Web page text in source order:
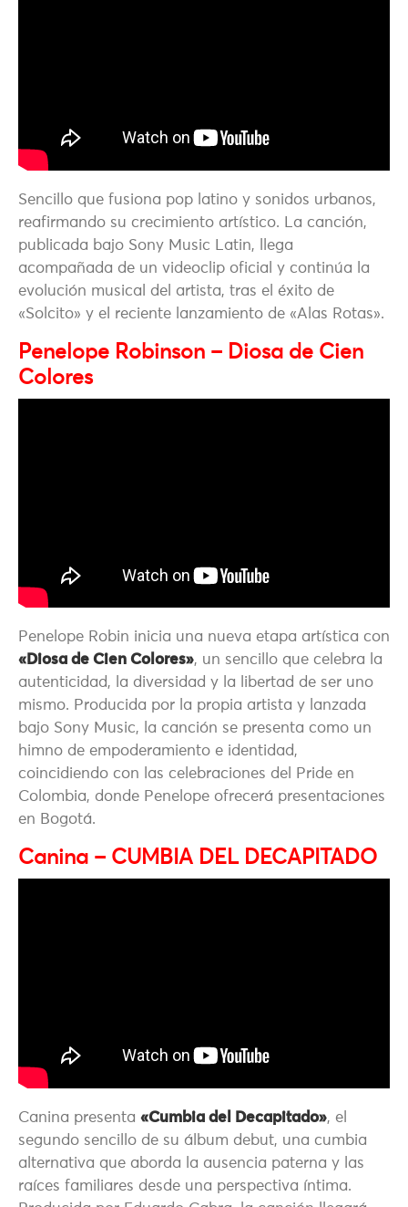
Sencillo que fusiona pop latino y sonidos urbanos,
reafirmando su crecimiento artístico. La canción,
publicada bajo Sony Music Latin, llega
acompañada de un videoclip oficial y continúa la
evolución musical del artista, tras el éxito de
«Solcito» y el reciente lanzamiento de «Alas Rotas».
Penelope Robinson – Diosa de Cien
Colores
Penelope Robin inicia una nueva etapa artística con
«Diosa de Cien Colores», un sencillo que celebra la
autenticidad, la diversidad y la libertad de ser uno
mismo. Producida por la propia artista y lanzada
bajo Sony Music, la canción se presenta como un
himno de empoderamiento e identidad,
coincidiendo con las celebraciones del Pride en
Colombia, donde Penelope ofrecerá presentaciones
en Bogotá.
Canina – CUMBIA DEL DECAPITADO
Canina presenta «Cumbia del Decapitado», el
segundo sencillo de su álbum debut, una cumbia
alternativa que aborda la ausencia paterna y las
raíces familiares desde una perspectiva íntima.